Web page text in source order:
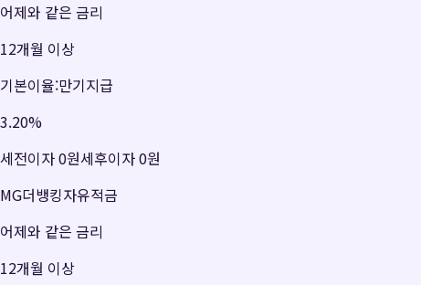
어제와 같은 금리
12개월 이상
기본이율:만기지급
3.20%
세전이자0원세후이자0원
MG더뱅킹자유적금
어제와 같은 금리
12개월 이상